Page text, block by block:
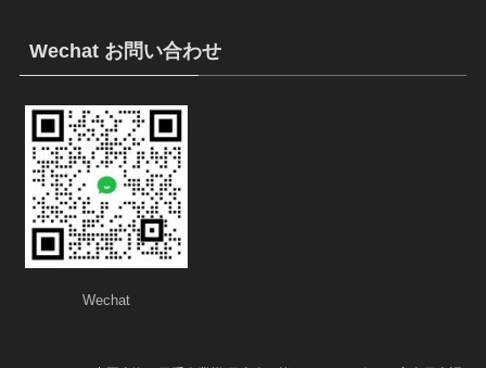
Wechat お問い合わせ
Wechat